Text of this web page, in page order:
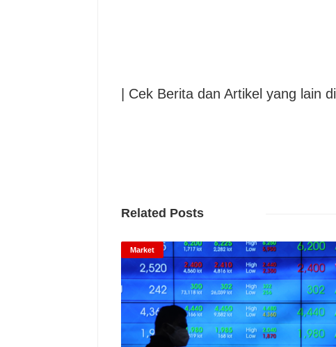
| Cek Berita dan Artikel yang lain di
Related Posts
Market